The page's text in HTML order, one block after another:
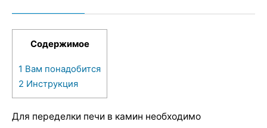
Содержимое
1 Вам понадобится
2 Инструкция
Для переделки печи в камин необходимо